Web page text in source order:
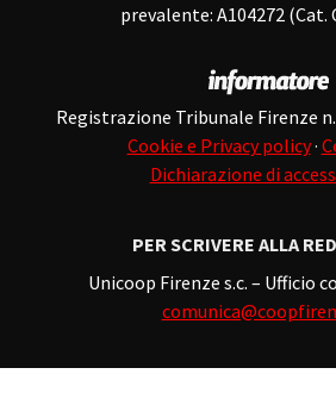
prevalente: A104272 (Cat.
Registrazione Tribunale Firenze
Cookie e Privacy policy·
Dichiarazione di
PER SCRIVERE ALLA
Unicoop Firenze s.c. – Ufficio